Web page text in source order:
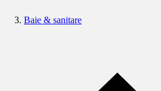
Baie & sanitare